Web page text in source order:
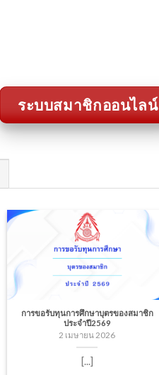
ระบบสมาชิกออนไลน์
การขอรับทุนการศึกษาบุตรของสมาชิก
ประจำปี2569
2 เมษายน 2026
[...]